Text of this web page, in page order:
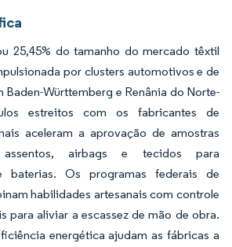
25,45% do tamanho do mercado têxtil
por clusters automotivos e de
Baden-Württemberg e Renânia do Norte-
estreitos com os fabricantes de
aceleram a aprovação de amostras
airbags e tecidos para
baterias. Os programas federais de
habilidades artesanais com controle
para aliviar a escassez de mão de obra.
energética ajudam as fábricas a